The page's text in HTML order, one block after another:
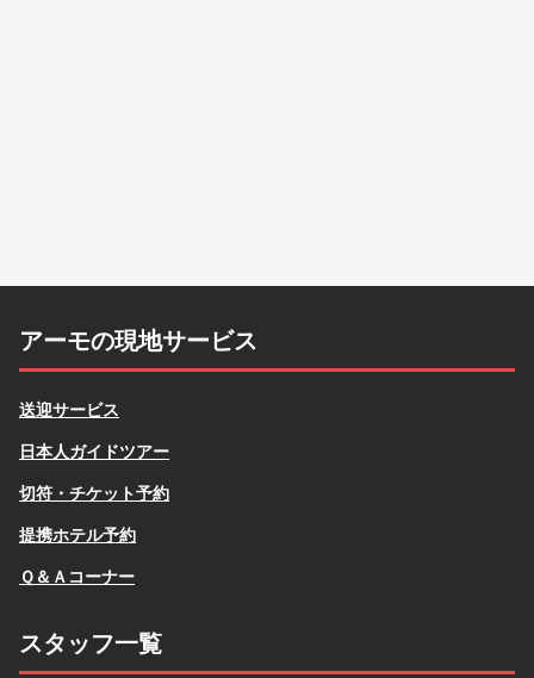
アーモの現地サービス
送迎サービス
日本人ガイドツアー
切符・チケット予約
提携ホテル予約
Ｑ＆Ａコーナー
スタッフ一覧